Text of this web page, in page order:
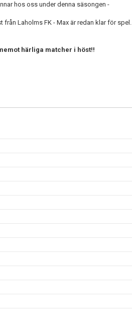
hos oss under denna säsongen -
Laholms FK - Max är redan klar för spel.
härliga matcher i höst!!